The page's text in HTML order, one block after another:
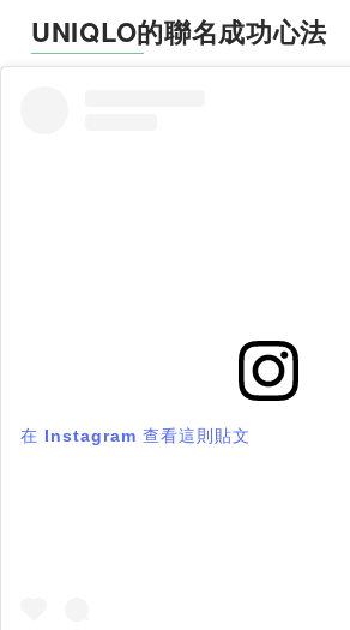
UNIQLO的聯名成功心法
在 Instagram 查看這則貼文